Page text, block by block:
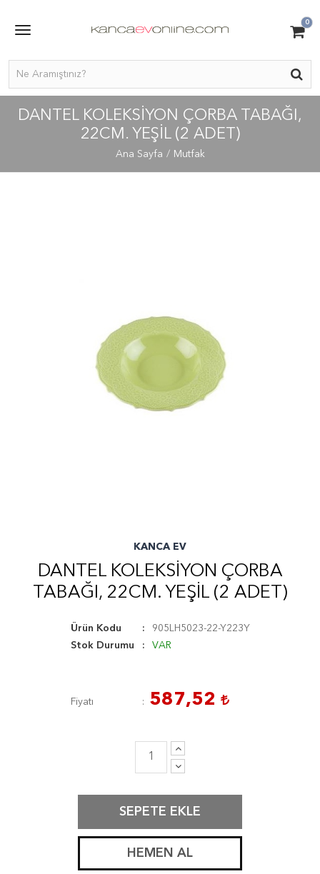
0
DANTEL KOLEKSİYON ÇORBA TABAĞI,
22CM. YEŞİL (2 ADET)
Ana Sayfa Mutfak
KANCA EV
DANTEL KOLEKSİYON ÇORBA
TABAĞI, 22CM. YEŞİL (2 ADET)
Ürün Kodu
905LH5023-22-Y223Y
Stok Durumu
VAR
Fiyatı 587,52
SEPETE EKLE
HEMEN AL